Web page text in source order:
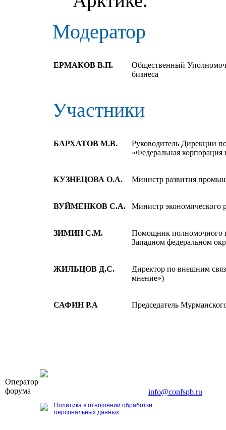
Модератор
ЕРМАКОВ В.П.
Общественный
бизнеса
Участники
БАРХАТОВ М.В.
Руководитель Дирекции
«Федеральная
КУЗНЕЦОВА О.А. Министр развития
ВУЙМЕНКОВ С.А. Министр экономического
ЗИМИН С.М.
Помощник полномочного
Западном федеральном
ЖИЛЬЦОВ Д.С.
Директор по внешним
мнение»)
САФИН Р.А Председатель
Оператор
форума
info@confspb.ru
Политика в отношении обработки
персональных данных